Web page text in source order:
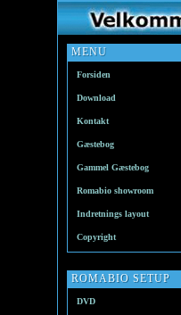
MENU
Forsiden
Download
Kontakt
Gæstebog
Gammel Gæstebog
Romabio showroom
Indretnings layout
Copyright
ROMABIO SETUP
DVD